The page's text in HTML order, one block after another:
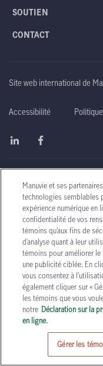
SOUTIEN
CONTACT
Site web international de
Accessibilité
Manuvie et ses
technologies semblables
expérience numérique en
confidentialité de vos
témoins qu’aux fins de
d’analyse quant à leur
témoins pour améliorer
une publicité ciblée. En
vous consentez à
également cliquer sur «
les témoins que vous
notre Déclaration sur la
en ligne.
Gérer les